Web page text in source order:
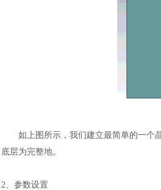
如上图所示，我们建立最简单的一个
底层为完整地。
2、参数设置